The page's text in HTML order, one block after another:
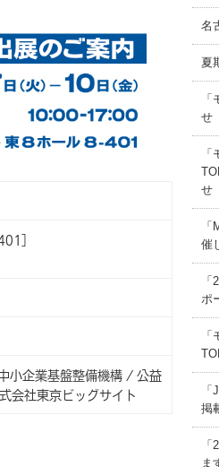
］
小企業基盤整備機構 / 公益
会社東京ビッグサイト
名
夏
せ
せ
催
ポ
掲
ま